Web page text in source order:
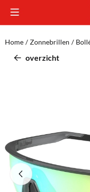
Cookievoorkeuren zijn
Home / Zonnebrillen /
overzicht